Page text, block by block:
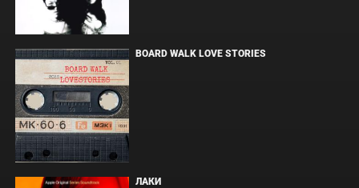
BOARD WALK LOVE STORIES
ЛАКИ